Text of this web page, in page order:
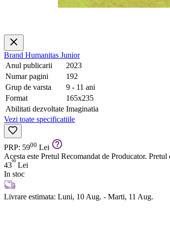
Brand Humanitas Junior
Anul publicarii
2023
Numar pagini
192
Grup de varsta
9 - 11 ani
Format
165x235
Abilitati dezvoltate Imaginatia
Vezi toate specificatiile
PRP: 5900 Lei
Acesta este Pretul Recomandat de Producator.
4399 Lei
In stoc
Livrare estimata: Luni, 10 Aug. - Marti, 11 Aug.